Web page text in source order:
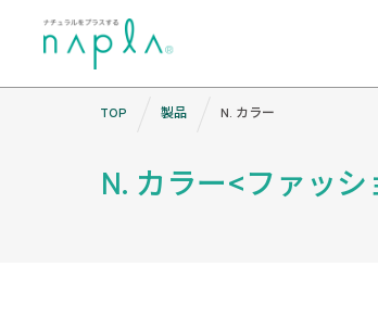
N. カラー<ファッシ
TOP 製品 N. カラー